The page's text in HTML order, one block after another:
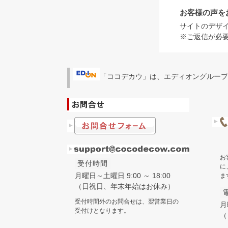
お客様の声
サイトのデザ
※ご返信が必
「ココデカウ」は、エディオングルー
受付時間
月曜日～土曜日 9:00 ～ 18:00
（日祝日、年末年始はお休み）
受付時間外のお問合せは、翌営業日の
受付けとなります。
お
に
ま